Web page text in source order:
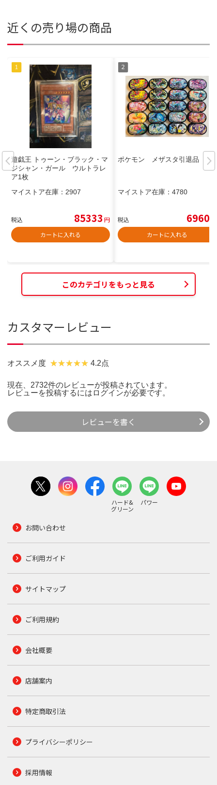
近くの売り場の商品
遊戯王 トゥーン・ブラック・マ
ジシャン・ガール ウルトラレ
ア1枚
マイストア在庫： 2907
税込 85333 円
カートに入れる
ポケモン メザスタ引退品
マイストア在庫： 4780
税込 6960
カートに入れる
このカテゴリをもっと見る
カスタマーレビュー
オススメ度 4.2点
現在、2732件のレビューが投稿されています。
レビューを投稿するには ログインが必要です。
レビューを書く
ハード&
グリーン
パワー
お問い合わせ
ご利用ガイド
サイトマップ
ご利用規約
会社概要
店舗案内
特定商取引法
プライバシーポリシー
採用情報